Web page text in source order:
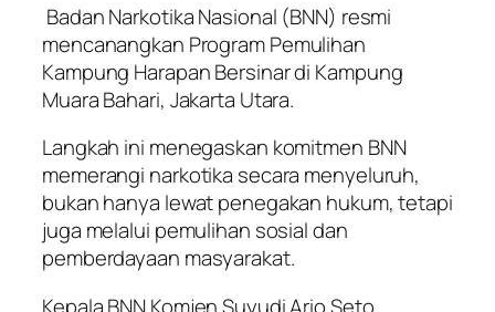
Badan Narkotika Nasional (BNN) resmi
mencanangkan Program Pemulihan
Kampung Harapan Bersinar di Kampung
Muara Bahari, Jakarta Utara.
Langkah ini menegaskan komitmen BNN
memerangi narkotika secara menyeluruh,
bukan hanya lewat penegakan hukum, tetapi
juga melalui pemulihan sosial dan
pemberdayaan masyarakat.